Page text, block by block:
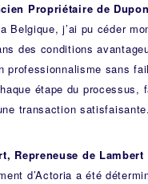
Propriétaire de
Belgique, j’ai pu céder
des conditions
professionnalisme sans
étape du processus,
transaction
Repreneuse de Lambert
d’Actoria a été